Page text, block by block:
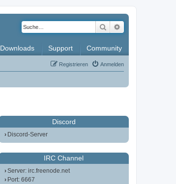
Suche
Downloads Support Community
Anmelden
Registrieren
Discord
Discord-Server
IRC Channel
Server: irc.freenode.net
Port: 6667